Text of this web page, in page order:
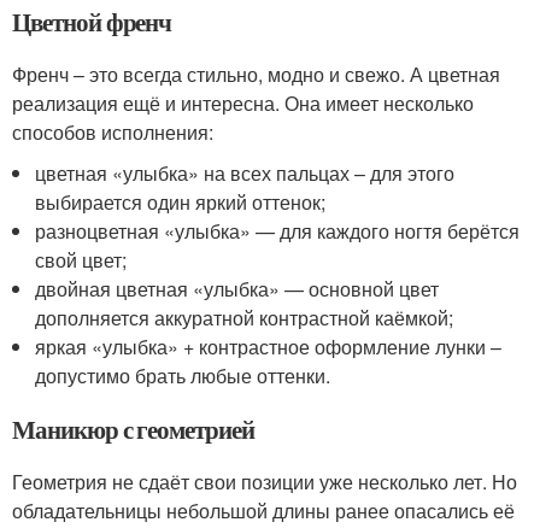
Цветной френч
Френч – это всегда стильно, модно и свежо. А цветная
реализация ещё и интересна. Она имеет несколько
способов исполнения:
цветная «улыбка» на всех пальцах – для этого
выбирается один яркий оттенок;
разноцветная «улыбка» — для каждого ногтя берётся
свой цвет;
двойная цветная «улыбка» — основной цвет
дополняется аккуратной контрастной каёмкой;
яркая «улыбка» + контрастное оформление лунки –
допустимо брать любые оттенки.
Маникюр с геометрией
Геометрия не сдаёт свои позиции уже несколько лет. Но
обладательницы небольшой длины ранее опасались её